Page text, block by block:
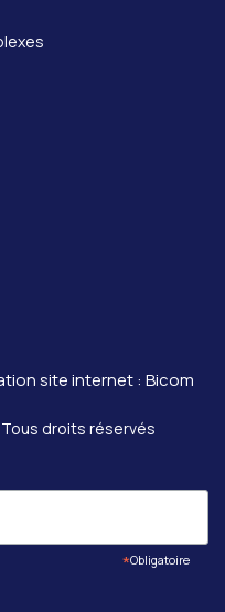
site internet : Bicom
Tous droits réservés
*Obligatoire